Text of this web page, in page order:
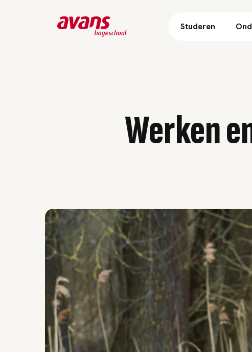
Studeren
Werken